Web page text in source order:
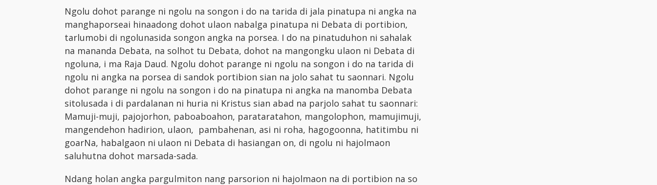
Ngolu dohot parange ni ngolu na songon i do na tarida di jala pinatupa ni angka na
manghaporseai hinaadong dohot ulaon nabalga pinatupa ni Debata di portibion,
tarlumobi di ngolunasida songon angka na porsea. I do na pinatuduhon ni sahalak
na mananda Debata, na solhot tu Debata, dohot na mangongku ulaon ni Debata di
ngoluna, i ma Raja Daud. Ngolu dohot parange ni ngolu na songon i do na tarida di
ngolu ni angka na porsea di sandok portibion sian na jolo sahat tu saonnari. Ngolu
dohot parange ni ngolu na songon i do na pinatupa ni angka na manomba Debata
sitolusada i di pardalanan ni huria ni Kristus sian abad na parjolo sahat tu saonnari:
Mamuji-muji, pajojorhon, paboaboahon, parataratahon, mangolophon, mamujimuji,
mangendehon hadirion, ulaon, pambahenan, asi ni roha, hagogoonna, hatitimbu ni
goarNa, habalgaon ni ulaon ni Debata di hasiangan on, di ngolu ni hajolmaon
saluhutna dohot marsada-sada.
Ndang holan angka pargulmiton nang parsorion ni hajolmaon na di portibion na so